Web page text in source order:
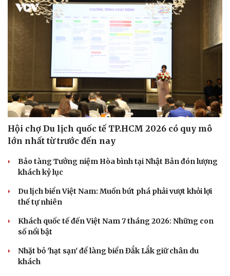
Hội chợ Du lịch quốc tế TP.HCM 2026 có quy mô
lớn nhất từ trước đến nay
Bảo tàng Tưởng niệm Hòa bình tại Nhật Bản đón lượng
khách kỷ lục
Du lịch biển Việt Nam: Muốn bứt phá phải vượt khỏi lợi
thế tự nhiên
Khách quốc tế đến Việt Nam 7 tháng 2026: Những con
số nổi bật
Nhặt bỏ 'hạt sạn' để làng biển Đắk Lắk giữ chân du
khách